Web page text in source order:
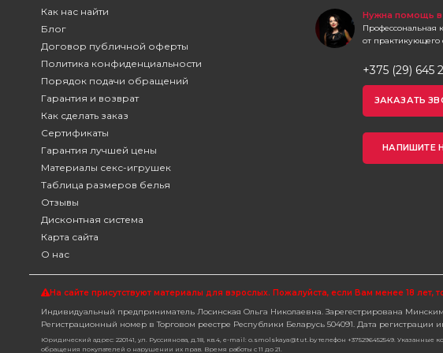
Как нас найти
Блог
Договор публичной оферты
Политика конфиденциальности
Порядок подачи обращений
Гарантия и возврат
Как сделать заказ
Сертификаты
Гарантия лучшей цены
Материалы секс-игрушек
Таблица размеров белья
Отзывы
Дисконтная система
Карта сайта
О нас
Нужна помощь
Профессональная
от практикующего
+375 (29) 645
ЗАКАЗАТЬ
НАПИШИТЕ
На сайте присутствуют материалы для взрослых. Пожалуйста, если Вам менее 18 лет,
Индивидуальный предприниматель Лосинская Ольга Николаевна. Зарегестрирована Минским
Регистрационный номер в Торговом реестре Республики Беларусь 504091. Дата регистрации
Юридический адрес: 220141, ул. Руссиянова, д.18, кв.4, e-mail: o.smolskaya@tut.by телефон +375296452549. Указанные
обращения покупателей о нарушении их прав. Время работы с 11 до 21.